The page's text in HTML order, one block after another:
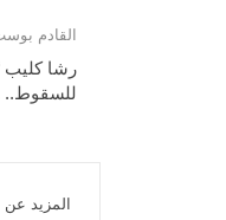
القادم
رشا كليب
للسقوط..
المزيد عن